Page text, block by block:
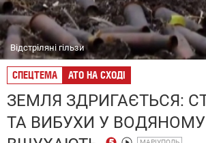
Відстріляні гільзи
СПЕЦТЕМА АТО НА СХОДІ
ЗЕМЛЯ ЗДРИГАЄТЬСЯ:
ТА ВИБУХИ У